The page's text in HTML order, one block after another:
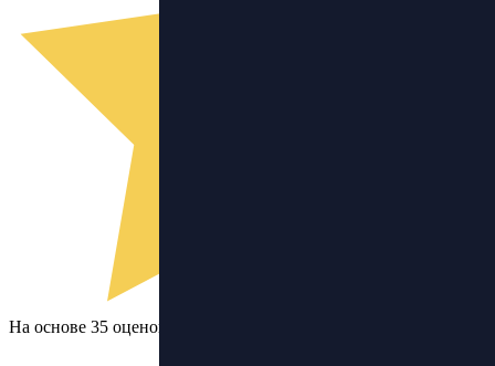
На основе 35 оценок